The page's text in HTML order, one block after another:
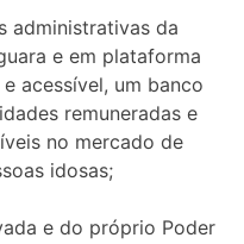
administrativas da
e em plataforma
acessível, um banco
remuneradas e
no mercado de
idosas;
e do próprio Poder